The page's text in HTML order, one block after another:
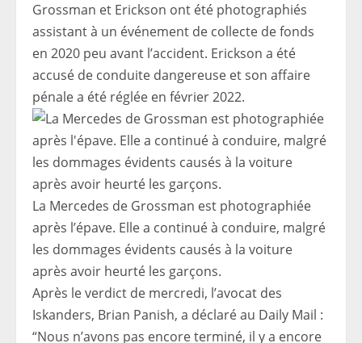
Grossman et Erickson ont été photographiés
assistant à un événement de collecte de fonds
en 2020 peu avant l’accident. Erickson a été
accusé de conduite dangereuse et son affaire
pénale a été réglée en février 2022.
La Mercedes de Grossman est photographiée
après l’épave. Elle a continué à conduire, malgré
les dommages évidents causés à la voiture
après avoir heurté les garçons.
Après le verdict de mercredi, l’avocat des
Iskanders, Brian Panish, a déclaré au Daily Mail :
“Nous n’avons pas encore terminé, il y a encore